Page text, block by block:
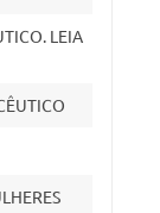
LEIA